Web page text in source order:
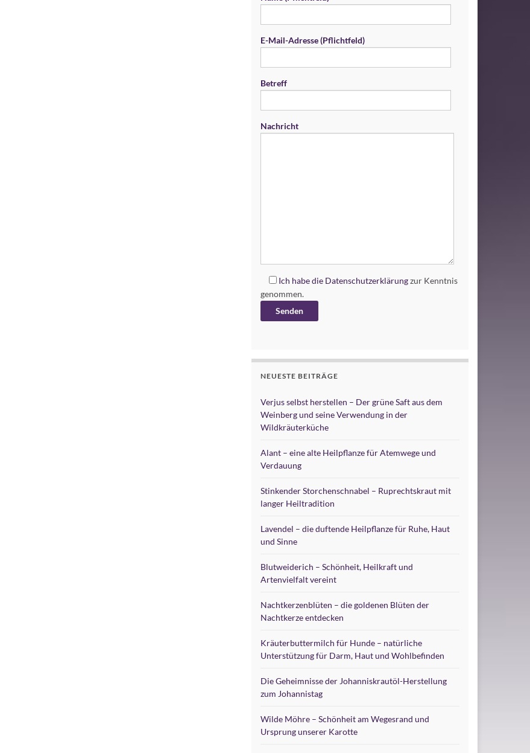
E-Mail-Adresse (Pflichtfeld)
Betreff
Nachricht
Ich habe die Datenschutzerklärungzur Kenntnis
genommen.
NEUESTE BEITRÄGE
Verjus selbst herstellen – Der grüne Saft aus dem
Weinberg und seine Verwendung in der
Wildkräuterküche
Alant – eine alte Heilpflanze für Atemwege und
Verdauung
Stinkender Storchenschnabel – Ruprechtskraut mit
langer Heiltradition
Lavendel – die duftende Heilpflanze für Ruhe, Haut
und Sinne
Blutweiderich – Schönheit, Heilkraft und
Artenvielfalt vereint
Nachtkerzenblüten – die goldenen Blüten der
Nachtkerze entdecken
Kräuterbuttermilch für Hunde – natürliche
Unterstützung für Darm, Haut und Wohlbefinden
Die Geheimnisse der Johanniskrautöl-Herstellung
zum Johannistag
Wilde Möhre – Schönheit am Wegesrand und
Ursprung unserer Karotte